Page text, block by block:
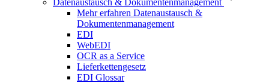
Datenaustausch & Dokumentenmanagement
Mehr erfahren Datenaustausch &
Dokumentenmanagement
EDI
WebEDI
OCR as a Service
Lieferkettengesetz
EDI Glossar